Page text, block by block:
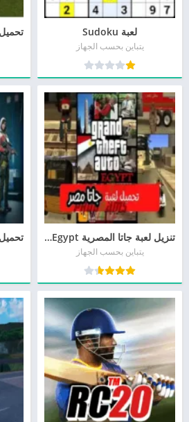
لعبة Sudoku
يتباين بحسب الجهاز
تنزيل لعبة جاتا المصرية GTA Egypt مجانا
يتباين بحسب الجهاز